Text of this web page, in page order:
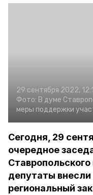
29 сентября 2022,
Фото: В думе
меры поддержки
Сегодня, 29
очередное
депутаты
региональный